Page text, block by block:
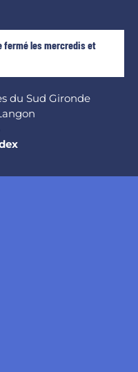
fermé les mercredis et
du Sud Gironde